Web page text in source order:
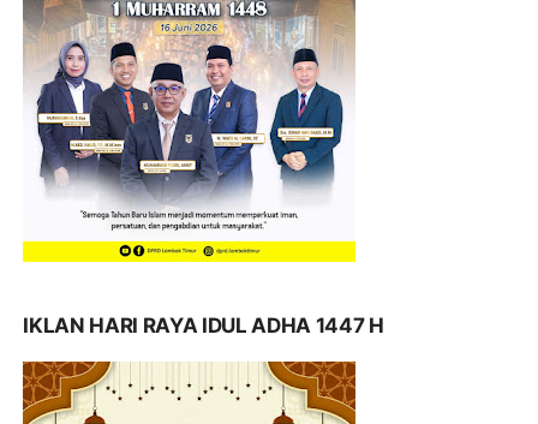
IKLAN HARI RAYA IDUL ADHA 1447 H